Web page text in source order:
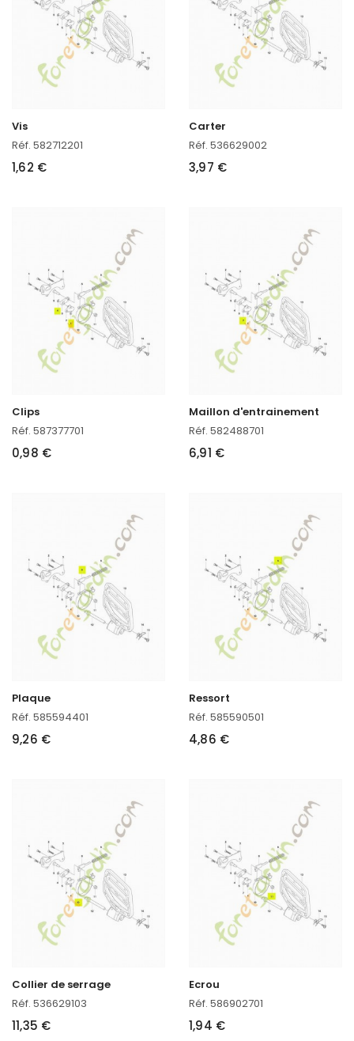
Vis
Réf. 582712201
1,62 €
Carter
Réf. 536629002
3,97 €
Clips
Réf. 587377701
0,98 €
Maillon d'entrainement
Réf. 582488701
6,91 €
Plaque
Réf. 585594401
9,26 €
Ressort
Réf. 585590501
4,86 €
Collier de serrage
Réf. 536629103
11,35 €
Ecrou
Réf. 586902701
1,94 €